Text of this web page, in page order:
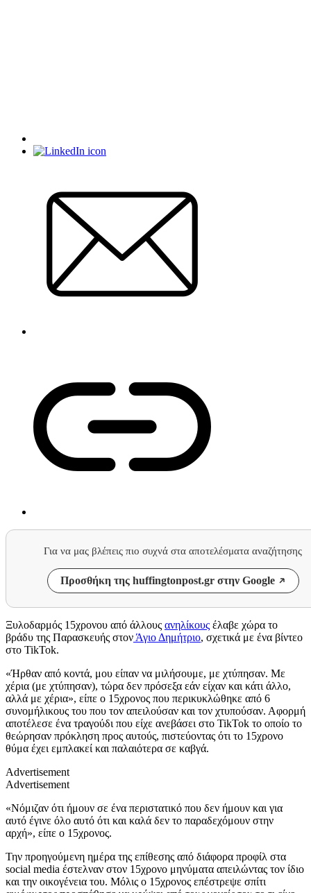
Για να μας βλέπεις πιο συχνά στα αποτελέσματα αναζήτησης
Προσθήκη της huffingtonpost.gr στην Google
Ξυλοδαρμός 15χρονου από άλλους ανηλίκους έλαβε χώρα το
βράδυ της Παρασκευής στον Άγιο Δημήτριο, σχετικά με ένα βίντεο
στο TikTok.
«Ήρθαν από κοντά, μου είπαν να μιλήσουμε, με χτύπησαν. Με
χέρια (με χτύπησαν), τώρα δεν πρόσεξα εάν είχαν και κάτι άλλο,
αλλά με χέρια», είπε ο 15χρονος που περικυκλώθηκε από 6
συνομήλικους του που τον απειλούσαν και τον χτυπούσαν. Αφορμή
αποτέλεσε ένα τραγούδι που είχε ανεβάσει στο TikTok το οποίο το
θεώρησαν πρόκληση προς αυτούς, πιστεύοντας ότι το 15χρονο
θύμα έχει εμπλακεί και παλαιότερα σε καβγά.
Advertisement
Advertisement
«Νόμιζαν ότι ήμουν σε ένα περιστατικό που δεν ήμουν και για
αυτό έγινε όλο αυτό ότι και καλά δεν το παραδεχόμουν στην
αρχή», είπε ο 15χρονος.
Την προηγούμενη ημέρα της επίθεσης από διάφορα προφίλ στα
social media έστελναν στον 15χρονο μηνύματα απειλώντας τον ίδιο
και την οικογένεια του. Μόλις ο 15χρονος επέστρεψε σπίτι